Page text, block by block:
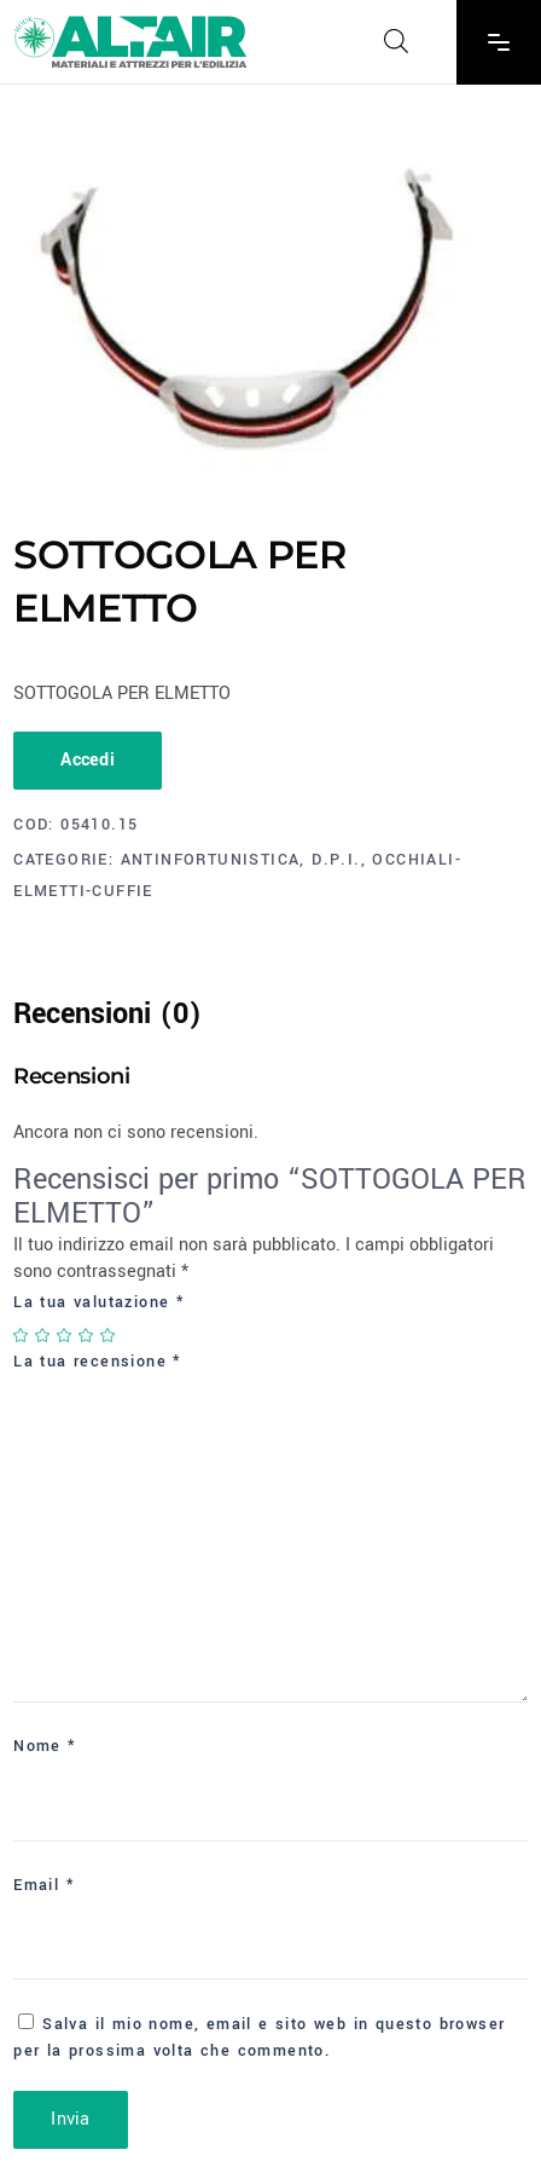
SOTTOGOLA PER
ELMETTO
SOTTOGOLA PER ELMETTO
Accedi
COD:05410.15
CATEGORIE: ANTINFORTUNISTICA, D.P.I.,OCCHIALI-
ELMETTI-CUFFIE
Recensioni (0)
Recensioni
Ancora non ci sono recensioni.
Recensisci per primo “SOTTOGOLA PER
ELMETTO”
Il tuo indirizzo email non sarà pubblicato. I campi obbligatori
sono contrassegnati*
La tua valutazione *
La tua recensione*
Nome*
Email *
Salva il mio nome, email e sito web in questo browser
per la prossima volta che commento.